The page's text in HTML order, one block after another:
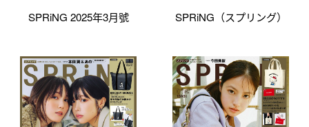
SPRiNG 2025年3月號 SPRiNG（スプリング）